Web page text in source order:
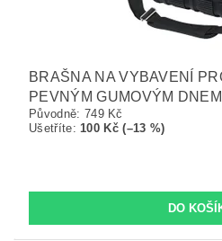
BRAŠNA NA VYBAVENÍ
PEVNÝM GUMOVÝM DNEM
Původně: 749 Kč
Ušetříte:100 Kč (–13 %)